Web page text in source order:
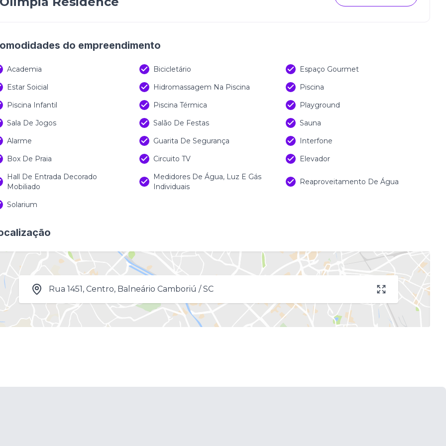
do empreendimento
Academia Bicicletário
Espaço Gourmet
Estar Soicial
Hidromassagem Na Piscina
Piscina
Piscina Infantil
Piscina Térmica
Playground
Sala De Jogos
Salão De Festas
Sauna
Alarme
Guarita De Segurança
Interfone
Box De Praia
Circuito TV
Elevador
Hall De Entrada Decorado
Mobiliado
Medidores De Água, Luz E Gás
Individuais
Reaproveitamento De Água
Solarium
Rua 1451, Centro, Balneário Camboriú / SC